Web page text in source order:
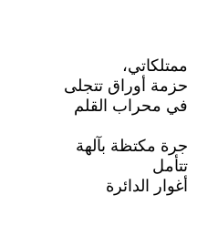
ممتلكاتي،
حزمة أوراق تتجلى
في محراب القلم
جرة مكتظة بآلهة
تتأمل
أغوار الدائرة